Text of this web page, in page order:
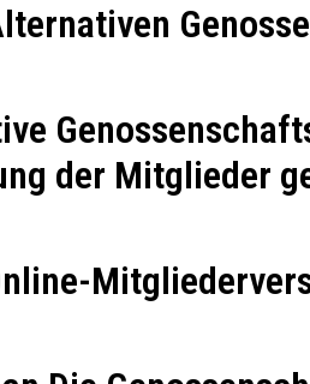
der Mitglieder